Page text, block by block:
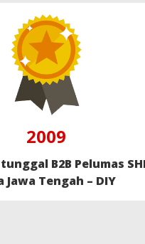
2009
B2B Pelumas
Jawa Tengah – DIY